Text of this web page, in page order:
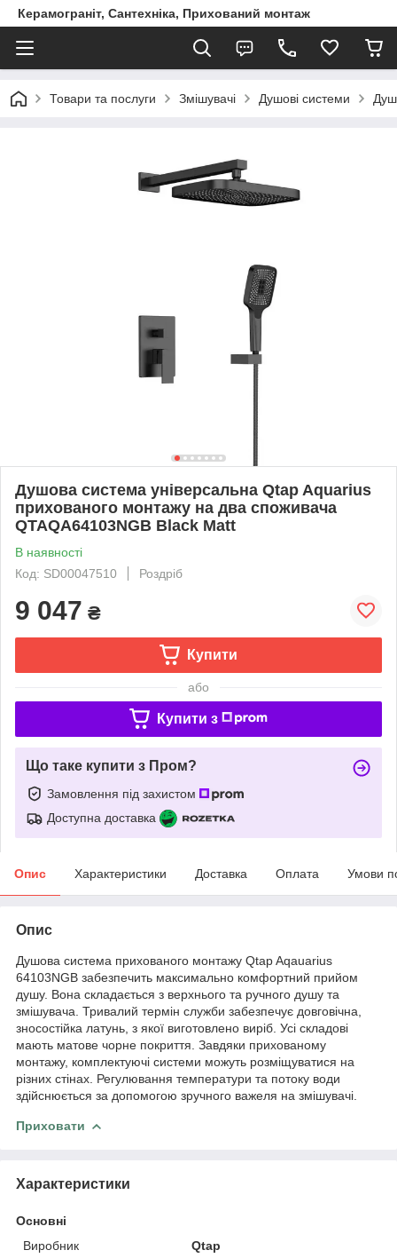
Керамограніт, Сантехніка, Прихований монтаж
Товари та послуги Змішувачі Душові системи
Душова система універсальна Qtap Aquarius
прихованого монтажу на два споживача
QTAQA64103NGB Black Matt
В наявності
Код: SD00047510
Роздріб
9 047 ₴
Купити
або
Купити з
Що таке купити з Пром?
Замовлення під захистом
Доступна доставка
Опис Характеристики Доставка Оплата Умови
Опис
Душова система прихованого монтажу Qtap Aqauarius
64103NGB забезпечить максимально комфортний прийом
душу. Вона складається з верхнього та ручного душу та
змішувача. Тривалий термін служби забезпечує довговічна,
зносостійка латунь, з якої виготовлено виріб. Усі складові
мають матове чорне покриття. Завдяки прихованому
монтажу, комплектуючі системи можуть розміщуватися на
різних стінах. Регулювання температури та потоку води
здійснюється за допомогою зручного важеля на змішувачі.
Приховати
Характеристики
Основні
Виробник
Qtap